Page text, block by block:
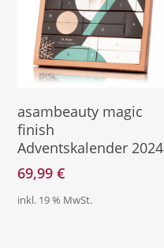
asambeauty magic
finish
Adventskalender 2024
69,99€
inkl. 19 % MwSt.